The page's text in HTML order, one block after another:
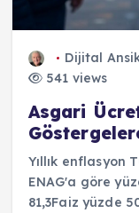
Dijital
541 views
Asgari
Yıllık enflasyon
ENAG'a göre
81,3Faiz yüzde